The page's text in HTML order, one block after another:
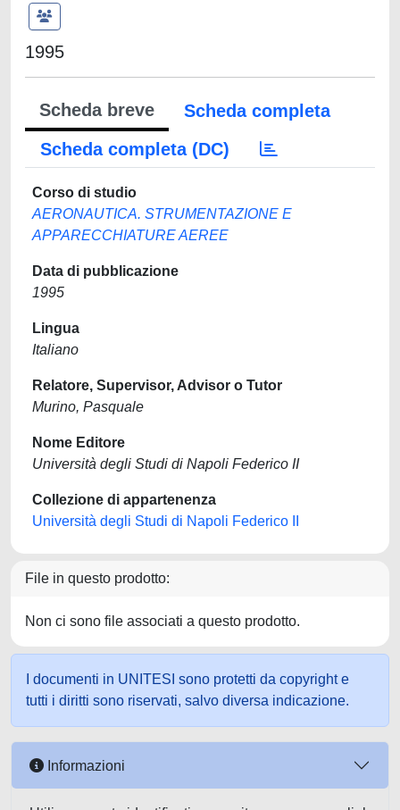
1995
Scheda breve
Scheda completa
Scheda completa (DC)
Corso di studio
AERONAUTICA. STRUMENTAZIONE E
APPARECCHIATURE AEREE
Data di pubblicazione
1995
Lingua
Italiano
Relatore, Supervisor, Advisor o Tutor
Murino, Pasquale
Nome Editore
Università degli Studi di Napoli Federico II
Collezione di appartenenza
Università degli Studi di Napoli Federico II
File in questo prodotto:
Non ci sono file associati a questo prodotto.
I documenti in UNITESI sono protetti da copyright e
tutti i diritti sono riservati, salvo diversa indicazione.
Informazioni